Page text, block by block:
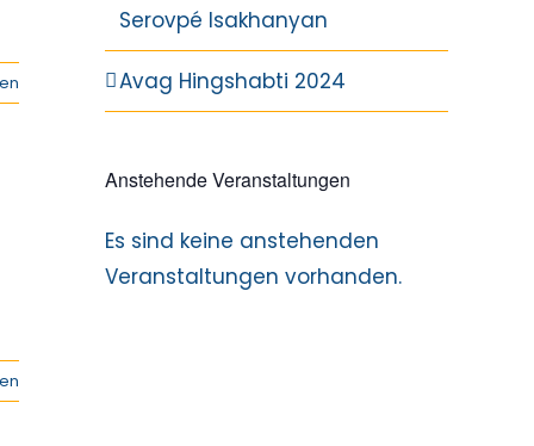
Serovpé Isakhanyan
Avag Hingshabti 2024
Anstehende Veranstaltungen
Hinweis
Es sind keine anstehenden
Veranstaltungen vorhanden.